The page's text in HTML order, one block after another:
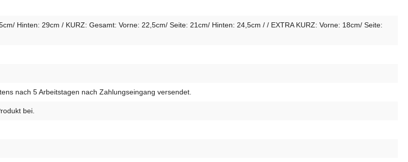
Hinten: 29cm / KURZ: Gesamt: Vorne: 22,5cm/ Seite: 21cm/ Hinten: 24,5cm / / EXTRA KURZ: Vorne: 18cm/ Seite:
nach 5 Arbeitstagen nach Zahlungseingang versendet.
bei.